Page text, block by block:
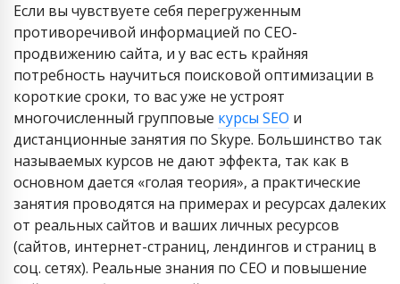
Если вы чувствуете себя перегруженным
противоречивой информацией по СЕО-
продвижению сайта, и у вас есть крайняя
потребность научиться поисковой оптимизации в
короткие сроки, то вас уже не устроят
многочисленный групповые курсы SEO и
дистанционные занятия по Skype. Большинство так
называемых курсов не дают эффекта, так как в
основном дается «голая теория», а практические
занятия проводятся на примерах и ресурсах далеких
от реальных сайтов и ваших личных ресурсов
(сайтов, интернет-страниц, лендингов и страниц в
соц. сетях). Реальные знания по СЕО и повышение